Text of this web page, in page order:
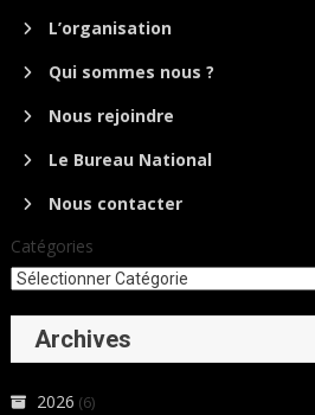
L’organisation
Qui sommes nous ?
Nous rejoindre
Le Bureau National
Nous contacter
Catégories
Archives
2026 (6)